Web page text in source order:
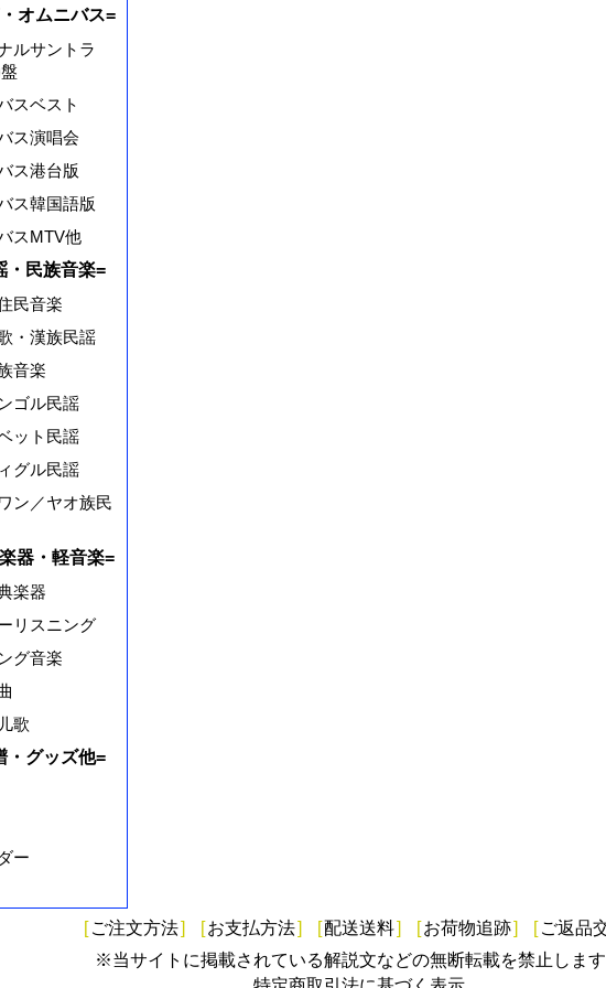
オムニバス=
ルサントラ
スベスト
ス演唱会
ス港台版
ス韓国語版
スMTV他
・民族音楽=
民音楽
・漢族民謡
音楽
ゴル民謡
ット民謡
グル民謡
ン／ヤオ族民
器・軽音楽=
楽器
リスニング
グ音楽
歌
・グッズ他=
ー
[ ご注文方法] [お支払方法] [配送送料] [お荷物追跡] [ ご返品
※当サイトに掲載されている解説文などの無断転載を禁止します